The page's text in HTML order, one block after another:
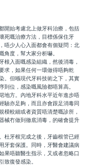
始考慮北上做牙科治療，包括
死嘅治療方法，目標係保住牙
唔少人心入面都會有個疑問：北
角度，幫大家分析嚇。
入面嘅感染組織，然後消毒，
求，如果任何一環做得唔夠乾
。但喺現代牙科技術之下，其實
到位，感染嘅風險都唔算高。
方。內地牙科水平近年進步唔
驗亦足夠，而且亦會跟足消毒同
模較細或者資質唔清楚嘅診所，
械冇做到徹底消毒，的確會提升
牙根完成之後，牙齒根管已經
牙套保護。同時，牙醫會建議病
果唔聽醫生指示，又或者忽略口
致復發感染。